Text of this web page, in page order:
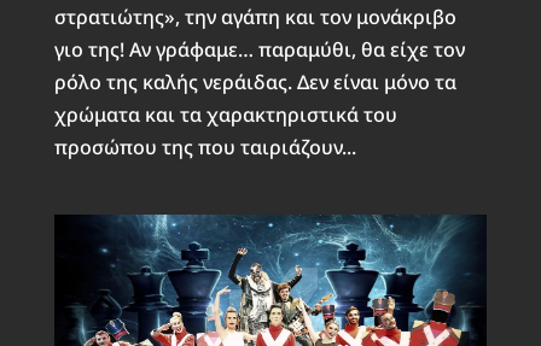
στρατιώτης», την αγάπη και τον μονάκριβο
γιο της! Αν γράφαμε… παραμύθι, θα είχε τον
ρόλο της καλής νεράιδας. Δεν είναι μόνο τα
χρώματα και τα χαρακτηριστικά του
προσώπου της που ταιριάζουν...